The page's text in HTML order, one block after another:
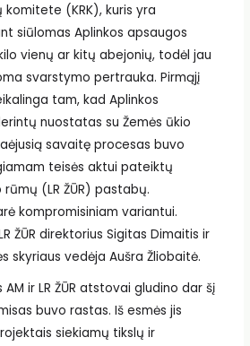
komitete (KRK), kuris yra
siūlomas Aplinkos apsaugos
vienų ar kitų abejonių, todėl jau
svarstymo pertrauka. Pirmąjį
tam, kad Aplinkos
nuostatas su Žemės ūkio
savaitę procesas buvo
teisės aktui pateiktų
(LR ŽŪR) pastabų.
kompromisiniam variantui.
ŽŪR direktorius Sigitas Dimaitis ir
skyriaus vedėja Aušra Žliobaitė.
ir LR ŽŪR atstovai gludino dar šį
buvo rastas. Iš esmės jis
siekiamų tikslų ir